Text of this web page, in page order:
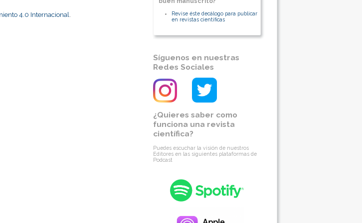
Revise éste decálogo para publicar
en revistas científicas
Síguenos en nuestras
Redes Sociales
¿Quieres saber como
funciona una revista
científica?
Puedes escuchar la visión de nuestros
Editores en las siguientes plataformas de
Podcast
4.0 Internacional